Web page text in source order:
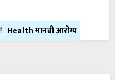
Health मानवी आरोग्य